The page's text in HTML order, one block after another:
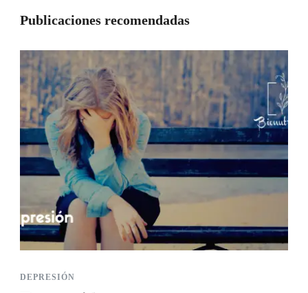
Publicaciones recomendadas
DEPRESIÓN